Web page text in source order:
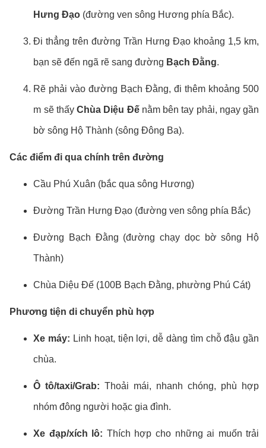
Hưng Đạo (đường ven sông Hương phía Bắc).
Đi thẳng trên đường Trần Hưng Đạo khoảng 1,5 km,
bạn sẽ đến ngã rẽ sang đường Bạch Đằng.
Rẽ phải vào đường Bạch Đằng, đi thêm khoảng 500
m sẽ thấyChùa Diệu Đếnằm bên tay phải, ngay gần
bờ sông Hộ Thành (sông Đông Ba).
Các điểm đi qua chính trên đường
Cầu Phú Xuân (bắc qua sông Hương)
Đường Trần Hưng Đạo (đường ven sông phía Bắc)
Đường Bạch Đằng (đường chạy dọc bờ sông Hộ
Thành)
Chùa Diệu Đế (100B Bạch Đằng, phường Phú Cát)
Phương tiện di chuyển phù hợp
Xe máy: Linh hoạt, tiện lợi, dễ dàng tìm chỗ đậu gần
chùa.
Ô tô/taxi/Grab: Thoải mái, nhanh chóng, phù hợp
nhóm đông người hoặc gia đình.
Xe đạp/xích lô: Thích hợp cho những ai muốn trải